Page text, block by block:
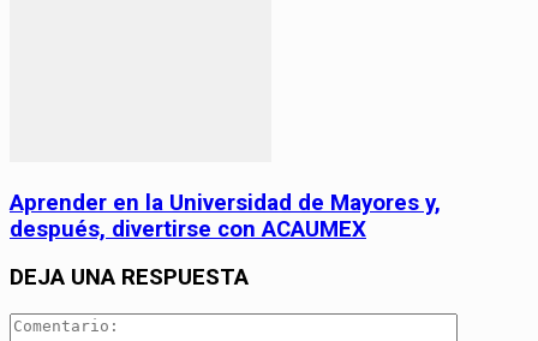
Aprender en la Universidad de Mayores y,
después, divertirse con ACAUMEX
DEJA UNA RESPUESTA